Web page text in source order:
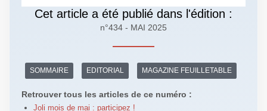
Cet article a été publié dans l'édition :
n°434 - MAI 2025
SOMMAIRE EDITORIAL MAGAZINE FEUILLETABLE
Retrouver tous les articles de ce numéro :
Joli mois de mai : participez !